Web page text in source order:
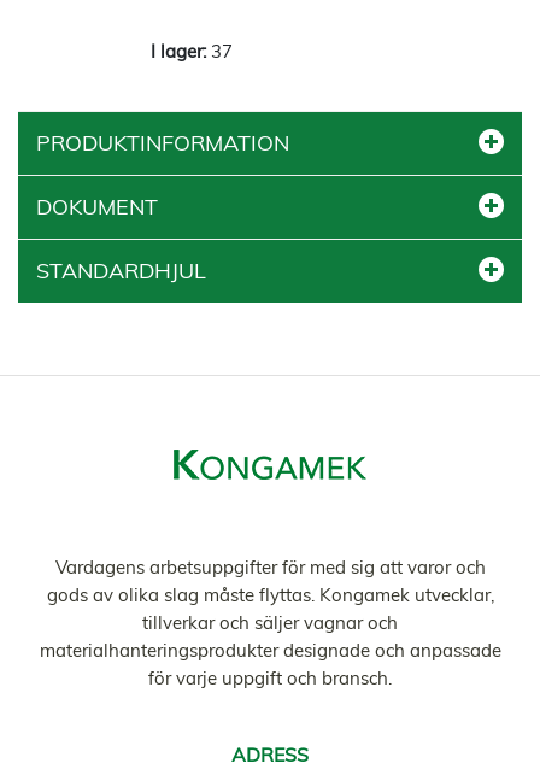
37
PRODUKTINFORMATION
DOKUMENT
STANDARDHJUL
Vardagens arbetsuppgifter för med sig att varor och
gods av olika slag måste flyttas. Kongamek utvecklar,
tillverkar och säljer vagnar och
materialhanteringsprodukter designade och anpassade
för varje uppgift och bransch.
ADRESS